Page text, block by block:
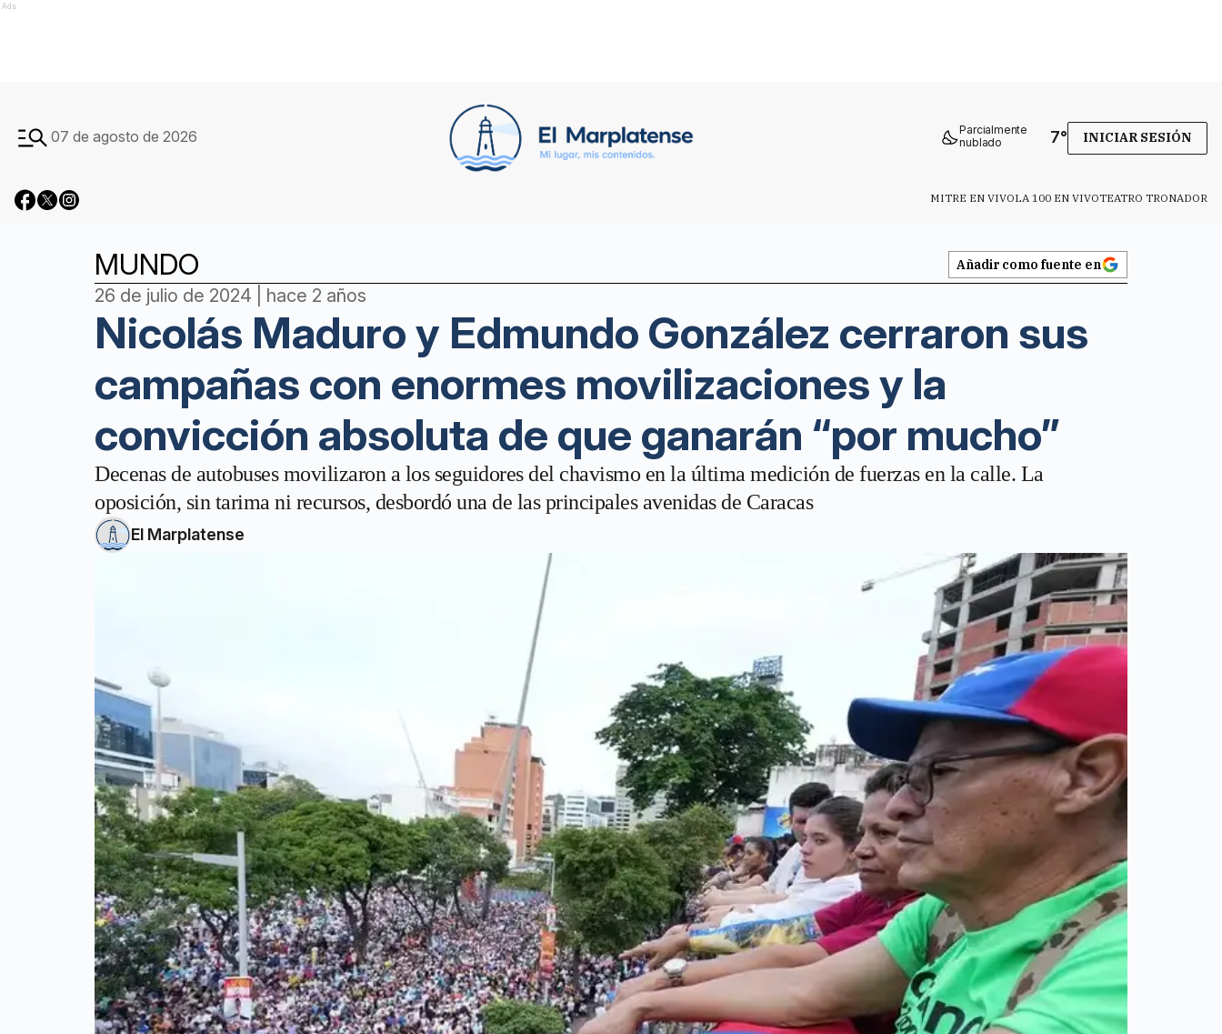
Ads
07 de agosto de 2026
Parcialmente
nublado
7° INICIAR SESIÓN
MITRE EN VIVOLA 100 EN VIVOTEATRO TRONADOR
MUNDO Añadir como fuente en
26 de julio de 2024 | hace 2 años
Nicolás Maduro y Edmundo González cerraron sus
campañas con enormes movilizaciones y la
convicción absoluta de que ganarán “por mucho”
Decenas de autobuses movilizaron a los seguidores del chavismo en la última medición de fuerzas en la calle. La
oposición, sin tarima ni recursos, desbordó una de las principales avenidas de Caracas
El Marplatense